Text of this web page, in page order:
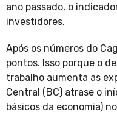
ano passado, o
investidores.
Após os números do
pontos. Isso porque o
trabalho aumenta as
Central (BC) atrase o
básicos da economia)